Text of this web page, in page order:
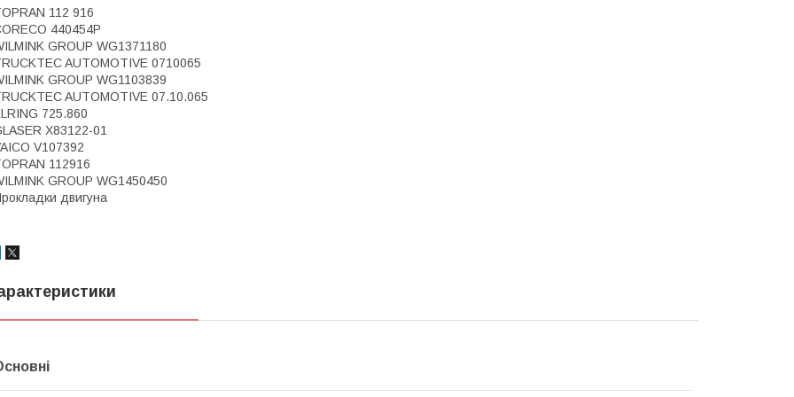
112 916
440454P
GROUP WG1371180
AUTOMOTIVE 0710065
GROUP WG1103839
AUTOMOTIVE 07.10.065
725.860
X83122-01
V107392
112916
GROUP WG1450450
двигуна